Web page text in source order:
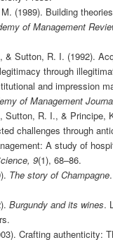
(1989). Building
of Management
& Sutton, R. I. (1992).
through
and impression
of Management
Sutton, R. I., & Principe,
challenges through
A study of
9(1), 68–86.
The story of Champagne
Burgundy and its wines.
Crafting authenticity: